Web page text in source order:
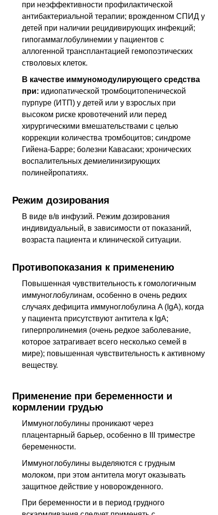
при неэффективности профилактической
антибактериальной терапии; врожденном СПИД у
детей при наличии рецидивирующих инфекций;
гипогаммаглобулинемии у пациентов с
аллогенной трансплантацией гемопоэтических
стволовых клеток.
В качестве иммуномодулирующего средства
при: идиопатической тромбоцитопенической
пурпуре (ИТП) у детей или у взрослых при
высоком риске кровотечений или перед
хирургическими вмешательствами с целью
коррекции количества тромбоцитов; синдроме
Гийена-Барре; болезни Кавасаки; хронических
воспалительных демиелинизирующих
полинейропатиях.
Режим дозирования
В виде в/в инфузий. Режим дозирования
индивидуальный, в зависимости от показаний,
возраста пациента и клинической ситуации.
Противопоказания к применению
Повышенная чувствительность к гомологичным
иммуноглобулинам, особенно в очень редких
случаях дефицита иммуноглобулина A (IgA), когда
у пациента присутствуют антитела к IgA;
гиперпролинемия (очень редкое заболевание,
которое затрагивает всего несколько семей в
мире); повышенная чувствительность к активному
веществу.
Применение при беременности и
кормлении грудью
Иммуноглобулины проникают через
плацентарный барьер, особенно в III триместре
беременности.
Иммуноглобулины выделяются с грудным
молоком, при этом антитела могут оказывать
защитное действие у новорожденного.
При беременности и в период грудного